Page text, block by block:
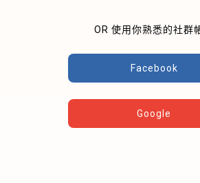
OR 使用你熟悉的社群
Facebook
Google